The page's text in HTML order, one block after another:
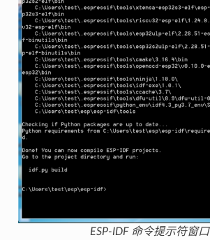
ESP-IDF 命令提示符窗口